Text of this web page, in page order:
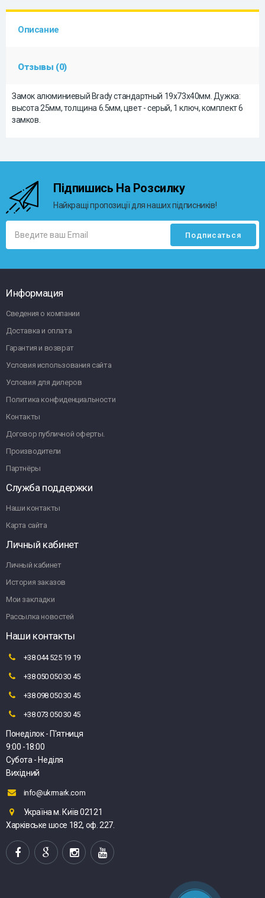
Описание
Отзывы (0)
Замок алюминиевый Brady стандартный 19х73х40мм. Дужка:
высота 25мм, толщина 6.5мм, цвет - серый, 1 ключ, комплект 6
замков.
Підпишись На Розсилку
Найкращі пропозиції для наших підписників!
Информация
Сведения о компании
Доставка и оплата
Гарантия и возврат
Условия использования сайта
Условия для дилеров
Политика конфиденциальности
Контакты
Договор публичной оферты.
Производители
Партнёры
Служба поддержки
Наши контакты
Карта сайта
Личный кабинет
Личный кабинет
История заказов
Мои закладки
Рассылка новостей
Наши контакты
+38 044 525 19 19
+38 050 050 30 45
+38 098 050 30 45
+38 073 050 30 45
Понеділок - П'ятниця
9:00 -18:00
Субота - Неділя
Вихідний
info@ukrmark.com
Україна м. Київ 02121
Харківське шосе 182, оф. 227.